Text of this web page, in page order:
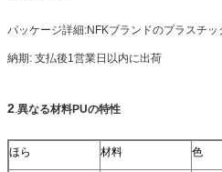
パッケージ詳細:NFKブランドのプラスチ
納期: 支払後1営業日以内に出荷
2.異なる材料PUの特性
ほら 材料 色